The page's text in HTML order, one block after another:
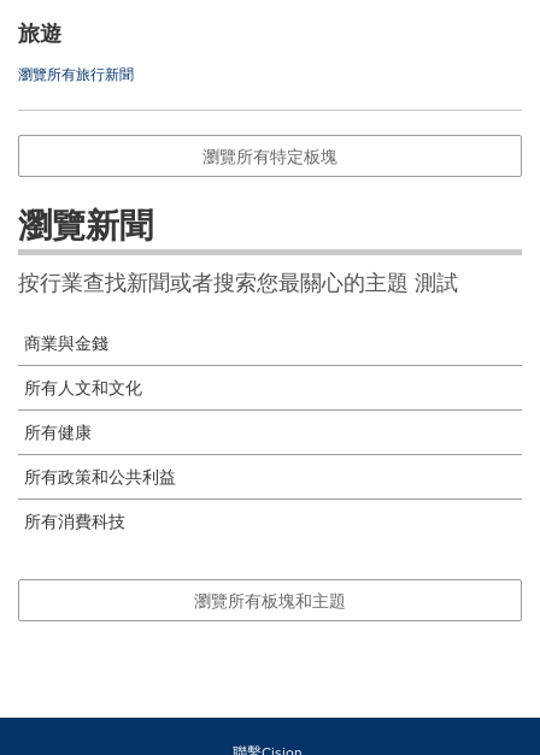
旅遊
瀏覽所有旅行新聞
瀏覽所有特定板塊
瀏覽新聞
按行業查找新聞或者搜索您最關心的主題 測試
商業與金錢
所有人文和文化
所有健康
所有政策和公共利益
所有消費科技
瀏覽所有板塊和主題